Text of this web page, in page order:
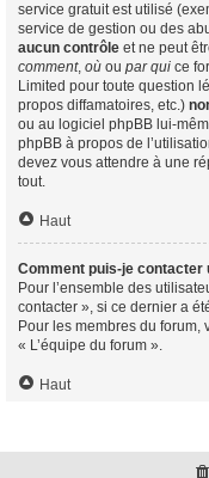
service gratuit est utilisé
service de gestion ou des
aucun contrôle et ne peut
comment, où ou par qui ce
Limited pour toute question
propos diffamatoires, etc.)
ou au logiciel phpBB lui-
phpBB à propos de
devez vous attendre à une
tout.
Haut
Comment puis-je contacter
Pour l’ensemble des
contacter », si ce dernier a
Pour les membres du
« L’équipe du forum ».
Haut